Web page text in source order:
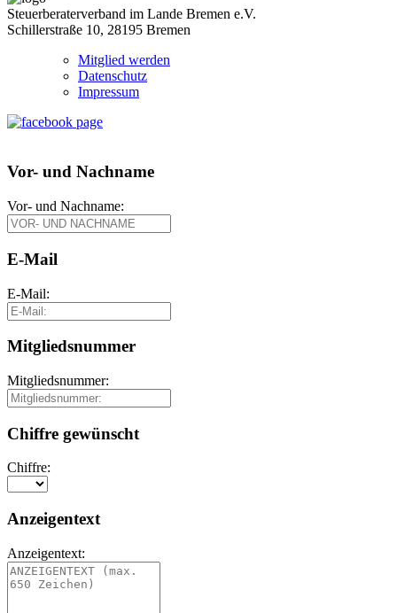
Steuerberaterverband im Lande Bremen e.V.
Schillerstraße 10, 28195 Bremen
Mitglied werden
Datenschutz
Impressum
Vor- und Nachname
Vor- und Nachname:
E-Mail
E-Mail:
Mitgliedsnummer
Mitgliedsnummer:
Chiffre gewünscht
Chiffre:
Anzeigentext
Anzeigentext: